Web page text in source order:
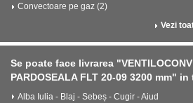
Convectoare pe gaz (2)
Vezi
Se poate face livrarea
PARDOSEALA FLT 20-09 3200 mm"
Alba Iulia - Blaj - Sebeș - Cugir - Aiud